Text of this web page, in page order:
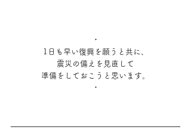
・
1日も早い復興を願うと共に、
震災の備えを見直して
準備をしておこうと思います。
・